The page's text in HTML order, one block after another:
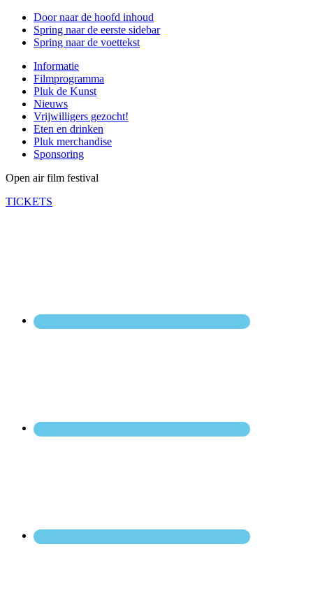
Door naar de hoofd inhoud
Spring naar de eerste sidebar
Spring naar de voettekst
Informatie
Filmprogramma
Pluk de Kunst
Nieuws
Vrijwilligers gezocht!
Eten en drinken
Pluk merchandise
Sponsoring
Open air film festival
TICKETS